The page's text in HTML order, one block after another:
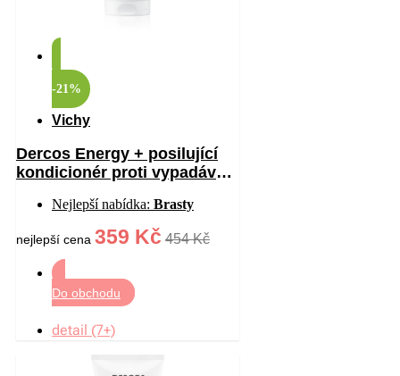
-21%
Vichy
Dercos Energy + posilující
kondicionér proti vypadávání
Nejlepší nabídka: Brasty
nejlepší cena 359 Kč 454 Kč
Do obchodu
detail (7+)